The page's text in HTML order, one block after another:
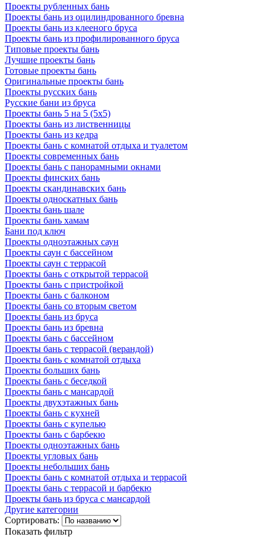
Проекты рубленных бань
Проекты бань из оцилиндрованного бревна
Проекты бань из клееного бруса
Проекты бань из профилированного бруса
Типовые проекты бань
Лучшие проекты бань
Готовые проекты бань
Оригинальные проекты бань
Проекты русских бань
Русские бани из бруса
Проекты бань 5 на 5 (5х5)
Проекты бань из лиственницы
Проекты бань из кедра
Проекты бань с комнатой отдыха и туалетом
Проекты современных бань
Проекты бань с панорамными окнами
Проекты финских бань
Проекты скандинавских бань
Проекты односкатных бань
Проекты бань шале
Проекты бань хамам
Бани под ключ
Проекты одноэтажных саун
Проекты саун с бассейном
Проекты саун с террасой
Проекты бань с открытой террасой
Проекты бань с пристройкой
Проекты бань с балконом
Проекты бань со вторым светом
Проекты бань из бруса
Проекты бань из бревна
Проекты бань с бассейном
Проекты бань с террасой (верандой)
Проекты бань с комнатой отдыха
Проекты больших бань
Проекты бань с беседкой
Проекты бань с мансардой
Проекты двухэтажных бань
Проекты бань с кухней
Проекты бань с купелью
Проекты бань с барбекю
Проекты одноэтажных бань
Проекты угловых бань
Проекты небольших бань
Проекты бань с комнатой отдыха и террасой
Проекты бань с террасой и барбекю
Проекты бань из бруса с мансардой
Другие категории
Сортировать:
Показать фильтр